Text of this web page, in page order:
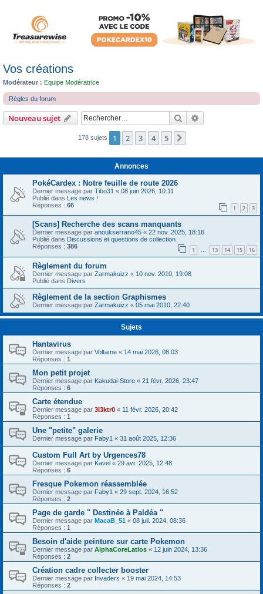
Vos créations
Modérateur : Equipe Modératrice
Règles du forum
Nouveau sujet Rechercher
178 sujets 1 2 3 4 5
Annonces
PokéCardex : Notre feuille de route 2026
Dernier message par Tibo31 « 08 juin 2026, 10:11
Publié dans Les news !
Réponses : 66 1 2 3
[Scans] Recherche des scans manquants
Dernier message par anoukserrano45 « 22 nov. 2025, 18:16
Publié dans Discussions et questions de collection
Réponses : 386 1 … 13 14 15 16
Règlement du forum
Dernier message par Zarmakuizz « 10 nov. 2010, 19:08
Publié dans Divers
Règlement de la section Graphismes
Dernier message par Zarmakuizz « 05 mai 2010, 22:40
Sujets
Hantavirus
Dernier message par Voltame « 14 mai 2026, 08:03
Réponses : 1
Mon petit projet
Dernier message par Kakudai-Store « 21 févr. 2026, 23:47
Réponses : 6
Carte étendue
Dernier message par 3l3ktr0 « 11 févr. 2026, 20:42
Réponses : 1
Une "petite" galerie
Dernier message par Faby1 « 31 août 2025, 12:36
Custom Full Art by Urgences78
Dernier message par Kavel « 29 avr. 2025, 12:48
Réponses : 6
Fresque Pokemon réassemblée
Dernier message par Faby1 « 29 sept. 2024, 16:52
Réponses : 2
Page de garde " Destinée à Paldéa "
Dernier message par MacaB_51 « 08 juil. 2024, 08:36
Réponses : 1
Besoin d'aide peinture sur carte Pokemon
Dernier message par AlphaCoreLatios « 12 juin 2024, 13:36
Réponses : 2
Création cadre collecter booster
Dernier message par Invaders « 19 mai 2024, 14:53
Réponses : 2